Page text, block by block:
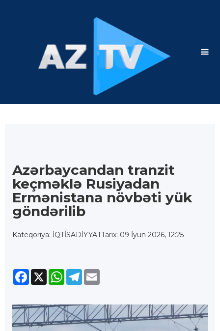
Azərbaycandan tranzit
keçməklə Rusiyadan
Ermənistana növbəti yük
göndərilib
Kateqoriya: İQTİSADİYYATTarix: 09 İyun 2026, 12:25
Facebook
X WhatsApp
Telegram